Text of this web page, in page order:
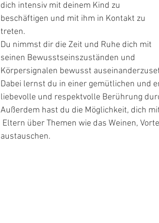
dich intensiv mit deinem Kind zu
beschäftigen und mit ihm in Kontakt zu
treten.
Du nimmst dir die Zeit und Ruhe dich mit
seinen Bewusstseinszuständen und
Körpersignalen bewusst
Dabei lernst du in einer gemütlichen und
liebevolle und respektvolle Berührung
Außerdem hast du die Möglichkeit, dich
austauschen.